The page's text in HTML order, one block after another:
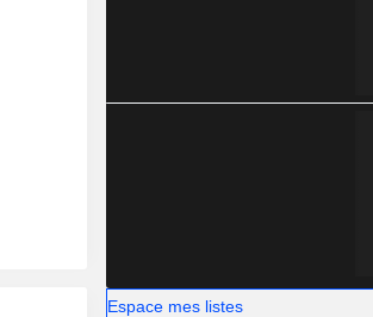
Espace mes listes